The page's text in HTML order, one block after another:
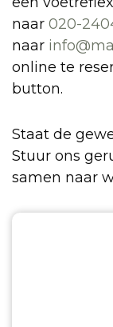
naar 020-
naar
online te
button.
Staat de
Stuur ons
samen naar